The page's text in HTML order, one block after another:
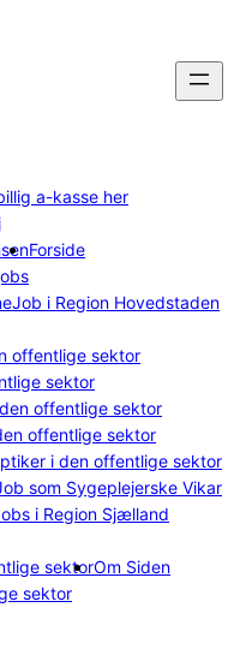
a-kasse her
Forside
Job i Region Hovedstaden
offentlige sektor
sektor
offentlige sektor
offentlige sektor
i den offentlige sektor
som Sygeplejerske Vikar
i Region Sjælland
sektorOm Siden
sektor